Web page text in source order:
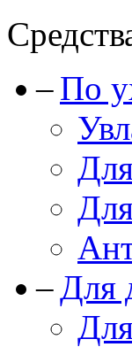
По
Для